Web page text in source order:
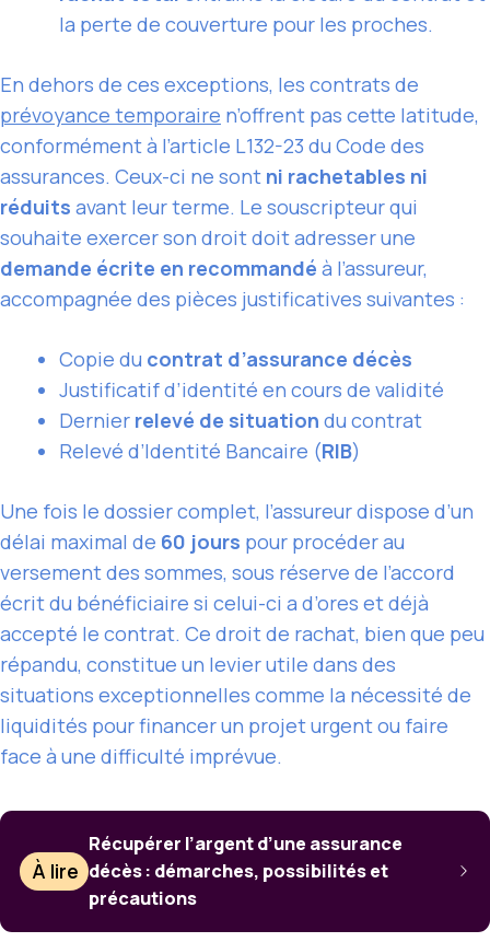
la perte de couverture pour les proches.
En dehors de ces exceptions, les contrats de
prévoyance temporaire n’offrent pas cette latitude,
conformément à l’article L132-23 du Code des
assurances. Ceux-ci ne sont ni rachetables ni
réduits avant leur terme. Le souscripteur qui
souhaite exercer son droit doit adresser une
demande écrite en recommandé à l’assureur,
accompagnée des pièces justificatives suivantes :
Copie du contrat d’assurance décès
Justificatif d’identité en cours de validité
Dernier relevé de situation du contrat
Relevé d’Identité Bancaire (RIB)
Une fois le dossier complet, l’assureur dispose d’un
délai maximal de 60 jours pour procéder au
versement des sommes, sous réserve de l’accord
écrit du bénéficiaire si celui-ci a d’ores et déjà
accepté le contrat. Ce droit de rachat, bien que peu
répandu, constitue un levier utile dans des
situations exceptionnelles comme la nécessité de
liquidités pour financer un projet urgent ou faire
face à une difficulté imprévue.
À lire
Récupérer l’argent d’une assurance
décès : démarches, possibilités et
précautions